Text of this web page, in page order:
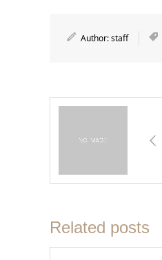
Author:staff
Related posts